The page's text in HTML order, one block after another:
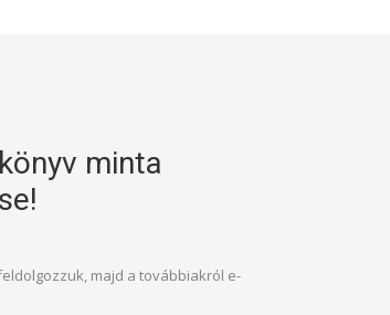
minta
majd a továbbiakról e-